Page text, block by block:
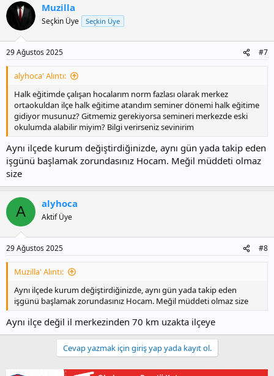
Muzilla
Seçkin Üye Seçkin Üye
29 Ağustos 2025 #7
alyhoca' Alıntı:
Halk eğitimde çalışan hocalarım norm fazlası olarak merkez
ortaokuldan ilçe halk eğitime atandım seminer dönemi halk eğitime
gidiyor musunuz? Gitmemiz gerekiyorsa semineri merkezde eski
okulumda alabilir miyim? Bilgi verirseniz sevinirim
Aynı ilçede kurum değiştirdiğinizde, aynı gün yada takip eden
işgünü başlamak zorundasınız Hocam. Meğil müddeti olmaz
size
A alyhoca
Aktif Üye
29 Ağustos 2025 #8
Muzilla' Alıntı:
Aynı ilçede kurum değiştirdiğinizde, aynı gün yada takip eden
işgünü başlamak zorundasınız Hocam. Meğil müddeti olmaz size
Aynı ilçe değil il merkezinden 70 km uzakta ilçeye
Cevap yazmak için giriş yap yada kayıt ol.